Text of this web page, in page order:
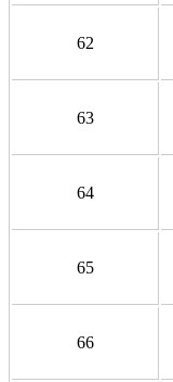
62
63
64
65
66